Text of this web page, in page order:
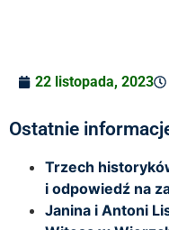
22 listopada, 2023
Ostatnie
Trzech
i odpowiedź na
Janina i Antoni